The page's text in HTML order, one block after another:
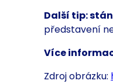
Další tip:
představení
Více
Zdroj obrázku: